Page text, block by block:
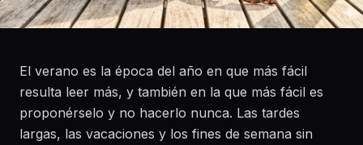
El verano es la época del año en que más fácil
resulta leer más, y también en la que más fácil es
proponérselo y no hacerlo nunca. Las tardes
largas, las vacaciones y los fines de semana sin